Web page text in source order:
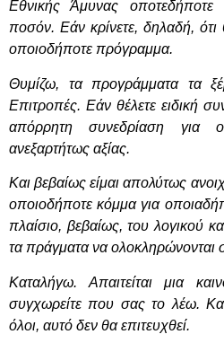
Εθνικής Άμυνας οποτεδήποτε
ποσόν. Εάν κρίνετε, δηλαδή,
οποιοδήποτε πρόγραμμα.
Θυμίζω, τα προγράμματα τα
Επιτροπές. Εάν θέλετε ειδική
απόρρητη συνεδρίαση για
ανεξαρτήτως αξίας.
Και βεβαίως είμαι απολύτως
οποιοδήποτε κόμμα για
πλαίσιο, βεβαίως, του λογικού
τα πράγματα να ολοκληρώνονται
Καταλήγω. Απαιτείται μια
συγχωρείτε που σας το λέω.
όλοι, αυτό δεν θα επιτευχθεί.